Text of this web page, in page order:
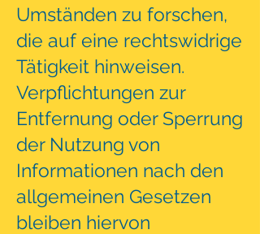
Umständen zu forschen,
die auf eine rechtswidrige
Tätigkeit hinweisen.
Verpflichtungen zur
Entfernung oder Sperrung
der Nutzung von
Informationen nach den
allgemeinen Gesetzen
bleiben hiervon